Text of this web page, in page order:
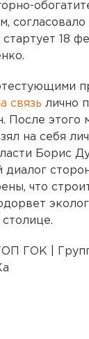
18
связь лично
После
на себя
Борис
диалог
что
ГОК |